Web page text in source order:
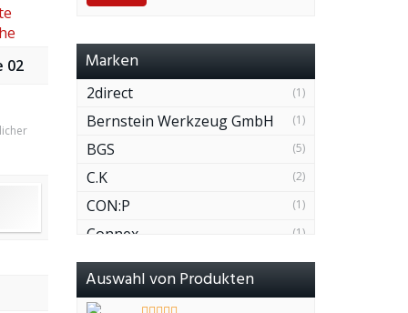
02 Marken
2direct (1)
Bernstein Werkzeug GmbH (1)
BGS (5)
C.K (2)
CON:P (1)
Connex (1)
eBoot (1)
Gedore
Auswahl von Produkten